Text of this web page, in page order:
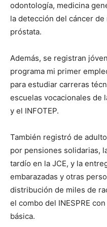
odontología, medicina
la detección del cáncer
próstata.
Además, se registran
programa mi primer
para estudiar carreras
escuelas vocacionales de
y el INFOTEP.
También registró de
por pensiones solidarias,
tardío en la JCE, y la
embarazadas y otras
distribución de miles de
el combo del INESPRE
básica.